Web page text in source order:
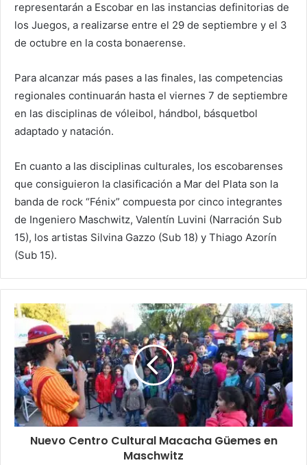
representarán a Escobar en las instancias definitorias de
los Juegos, a realizarse entre el 29 de septiembre y el 3
de octubre en la costa bonaerense.
Para alcanzar más pases a las finales, las competencias
regionales continuarán hasta el viernes 7 de septiembre
en las disciplinas de vóleibol, hándbol, básquetbol
adaptado y natación.
En cuanto a las disciplinas culturales, los escobarenses
que consiguieron la clasificación a Mar del Plata son la
banda de rock “Fénix” compuesta por cinco integrantes
de Ingeniero Maschwitz, Valentín Luvini (Narración Sub
15), los artistas Silvina Gazzo (Sub 18) y Thiago Azorín
(Sub 15).
Nuevo Centro Cultural Macacha Güemes en
Maschwitz